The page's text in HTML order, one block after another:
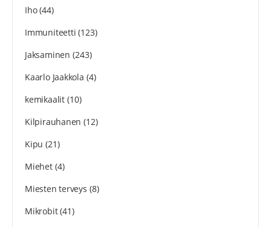
Iho(44)
Immuniteetti (123)
Jaksaminen (243)
Kaarlo Jaakkola (4)
kemikaalit(10)
Kilpirauhanen (12)
Kipu (21)
Miehet(4)
Miesten terveys (8)
Mikrobit(41)